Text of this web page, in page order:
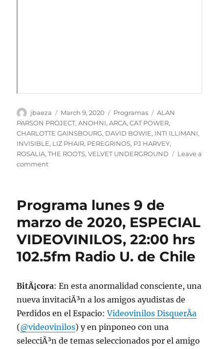
Author
jbaeza
Posted
on
March 9, 2020 Categories
Programas Tags
ALAN
PARSON PROJECT,ANOHNI,ARCA,CAT POWER,
CHARLOTTE GAINSBOURG, DAVID BOWIE, INTI ILLIMANI,
INVISIBLE, LIZ PHAIR, PEREGRINOS, PJ HARVEY,
ROSALIA,THE ROOTS,VELVET UNDERGROUND
Leave a
commenton
9
de
marzo
de
2020,
ESPECIAL
Programa lunes 9 de
marzo de 2020, ESPECIAL
VIDEOVINILOS, 22:00 hrs
102.5fm Radio U. de Chile
BitÃ¡cora: En esta anormalidad consciente, una
nueva invitaciÃ³n a los amigos ayudistas de
Perdidos en el Espacio:Videovinilos DisquerÃ­a
(@videovinilos) y en pinponeo con una
selecciÃ³n de temas seleccionados por el amigo